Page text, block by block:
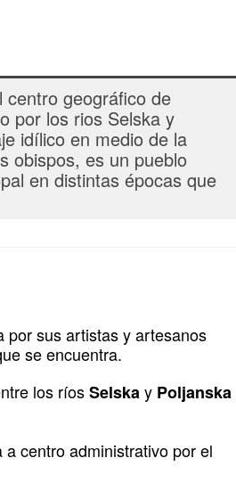
centro geográfico de
por los rios Selska y
idílico en medio de la
obispos, es un pueblo
en distintas épocas que
por sus artistas y artesanos
se encuentra.
los ríosSelskay Poljanska
centro administrativo por el